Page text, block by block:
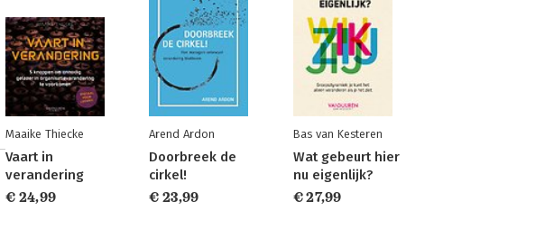
Maaike Thiecke
Vaart in
verandering
€ 24,99
Arend Ardon
Doorbreek de
cirkel!
€ 23,99
Bas van Kesteren
Wat gebeurt hier
nu eigenlijk?
€ 27,99